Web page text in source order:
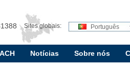
Sites globais: Português
Notícias Sobre nós